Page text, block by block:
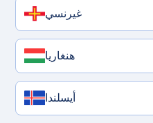
غيرنسي
هنغاريا
أيسلندا